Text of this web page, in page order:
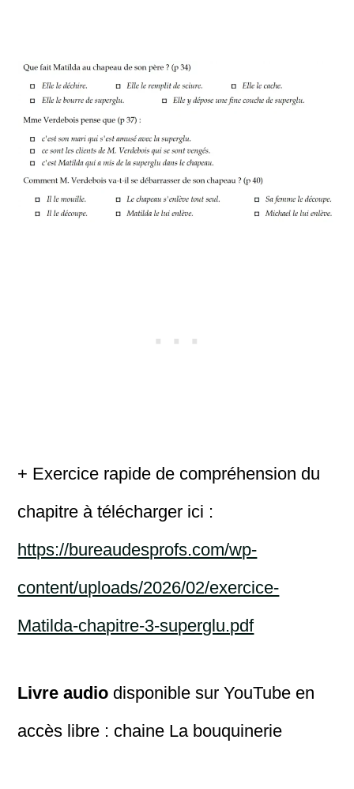
+ Exercice rapide de compréhension du
chapitre à télécharger ici :
https://bureaudesprofs.com/wp-
content/uploads/2026/02/exercice-
Matilda-chapitre-3-superglu.pdf
Livre audio disponible sur YouTube en
accès libre : chaine La bouquinerie